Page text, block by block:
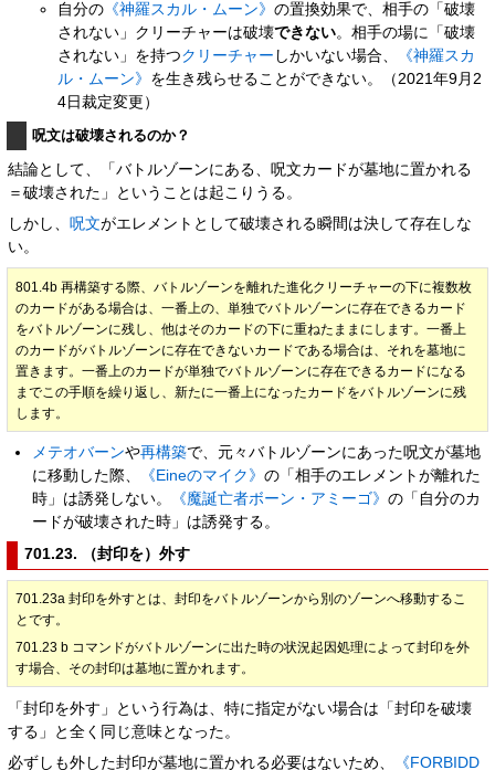
自分の 《神羅スカル・ムーン》の置換効果で、相手の「破壊
されない」クリーチャーは破壊できない。相手の場に「破壊
されない」を持つクリーチャー しかいない場合、
《神羅スカ
ル・ムーン》 を生き残らせることができない。（2021年9月2
4日裁定変更）
呪文は破壊されるのか？
結論として、「バトルゾーンにある、呪文カードが墓地に置かれる
＝破壊された」ということは起こりうる。
しかし、呪文がエレメントとして破壊される瞬間は決して存在しな
い。
801.4b 再構築する際、バトルゾーンを離れた進化クリーチャーの下に複数枚
のカードがある場合は、一番上の、単独でバトルゾーンに存在できるカード
をバトルゾーンに残し、他はそのカードの下に重ねたままにします。一番上
のカードがバトルゾーンに存在できないカードである場合は、それを墓地に
置きます。一番上のカードが単独でバトルゾーンに存在できるカードになる
までこの手順を繰り返し、新たに一番上になったカードをバトルゾーンに残
します。
メテオバーンや再構築で、元々バトルゾーンにあった呪文が墓地
に移動した際、
《Eineのマイク》の「相手のエレメントが離れた
時」は誘発しない。
《魔誕亡者ボーン・アミーゴ》の「自分のカ
ードが破壊された時」は誘発する。
701.23. （封印を）外す
701.23a 封印を外すとは、封印をバトルゾーンから別のゾーンへ移動するこ
とです。
701.23 b コマンドがバトルゾーンに出た時の状況起因処理によって封印を外
す場合、その封印は墓地に置かれます。
「封印を外す」という行為は、特に指定がない場合は「封印を破壊
する」と全く同じ意味となった。
必ずしも外した封印が墓地に置かれる必要はないため、
《FORBIDD